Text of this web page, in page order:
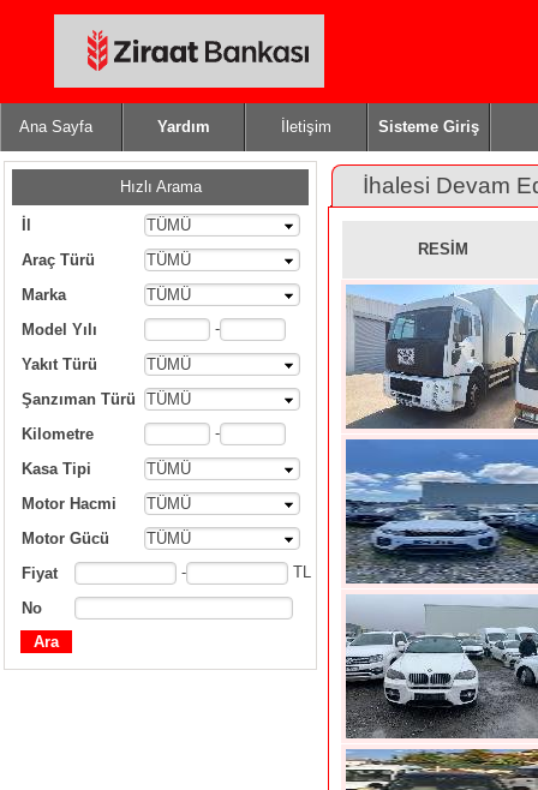
Ana Sayfa Yardım İletişim Sisteme Giriş
Hızlı Arama
TÜMÜ
Araç Türü
TÜMÜ
Marka
TÜMÜ
Model Yılı
-
Yakıt Türü
TÜMÜ
Şanzıman Türü
TÜMÜ
Kilometre
-
Kasa Tipi
TÜMÜ
Motor Hacmi
TÜMÜ
Motor Gücü
TÜMÜ
Fiyat
- TL
No
İhalesi Devam
RESİM